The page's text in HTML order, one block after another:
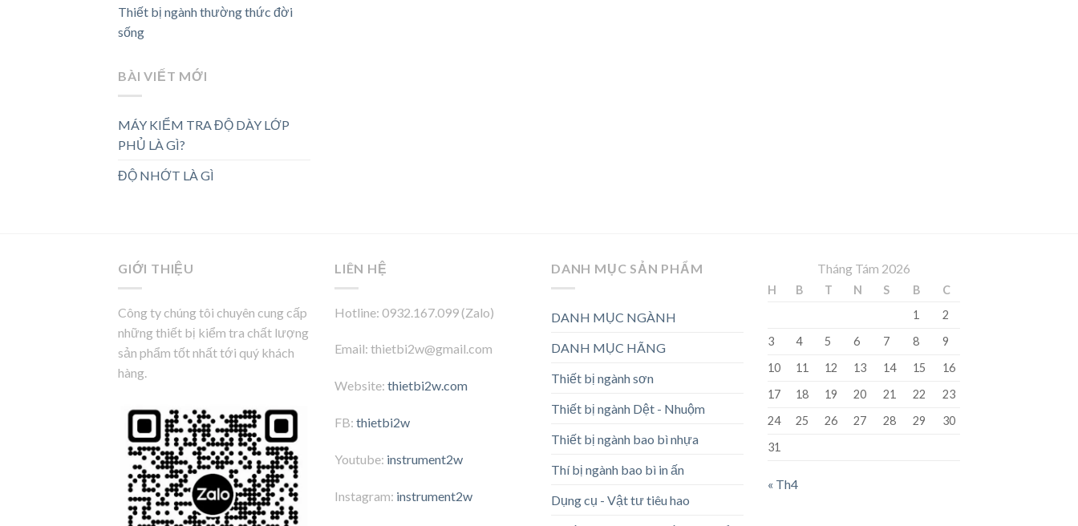
Thiết bị ngành thường thức đời
sống
BÀI VIẾT MỚI
MÁY KIỂM TRA ĐỘ DÀY LỚP
PHỦ LÀ GÌ?
ĐỘ NHỚT LÀ GÌ
GIỚI THIỆU
Công ty chúng tôi chuyên cung cấp
những thiết bị kiểm tra chất lượng
sản phẩm tốt nhất tới quý khách
hàng.
LIÊN HỆ
Hotline: 0932.167.099 (Zalo)
Email: thietbi2w@gmail.com
Website: thietbi2w.com
FB: thietbi2w
Youtube: instrument2w
Instagram: instrument2w
DANH MỤC SẢN PHẨM
DANH MỤC NGÀNH
DANH MỤC HÃNG
Thiết bị ngành sơn
Thiết bị ngành Dệt - Nhuộm
Thiết bị ngành bao bì nhựa
Thí bị ngành bao bì in ấn
Dụng cụ - Vật tư tiêu hao
Tháng Tám 2026
H B T N S B
C
1
2
3
4 5 6 7 8
9
10
11 12 13 14 15
16
17
18 19 20 21 22
23
24
25 26 27 28 29
30
31
« Th4